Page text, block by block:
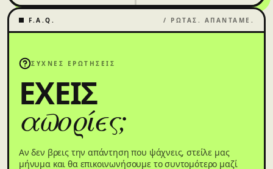
F.A.Q. / ΡΩΤΑΣ. ΑΠΑΝΤΑΜΕ.
ΣΥΧΝΕΣ ΕΡΩΤΗΣΕΙΣ
ΕΧΕΙΣ
απορίες;
Αν δεν βρεις την απάντηση που ψάχνεις, στείλε μας
μήνυμα και θα επικοινωνήσουμε το συντομότερο μαζί